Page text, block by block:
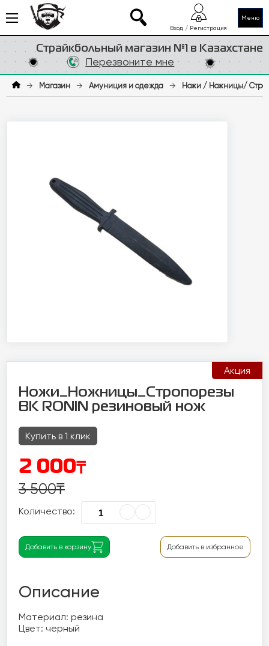
Меню
Страйкбольный магазин №1 в Казахстане
Вход / Регистрация
Перезвоните мне
→ Магазин → Амуниция и одежда → Ножи / Ножницы/
Ножи_Ножницы_Стропорезы
BK RONIN резиновый нож
Купить в 1 клик
Акция
2 000₸
3 500₸
Количество:
Добавить в корзину Добавить в избранное
Описание
Материал: резина
Цвет: черный